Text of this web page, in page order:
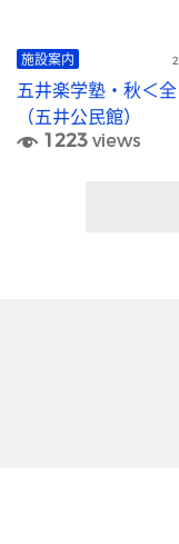
施設案内
五井楽学塾・秋＜
（五井公民館）
1223views